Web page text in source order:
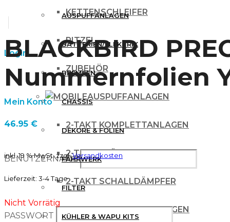
KETTENSCHLEIFER
RITZEL
ZUBEHÖR
AUSPUFFANLAGEN
2-TAKT KOMPLETTANLAGEN
2-TAKT KRÜMMER
2-TAKT SCHALLDÄMPFER
4 TAKT KOMPLETTANLAGEN
Login
Mein Konto
BENUTZERNAME
PASSWORT
AUSPUFFANLAGEN
BATTERIEN/ELEKTRIK
BREMSEN
CHASSIS
DEKORE & FOLIEN
FAHRWERK
FILTER
KÜHLER & WAPU KITS
BLACKBIRD
Nummernfolien
46.95 €
inkl. 19 % MwSt. zzgl.Versandkosten
Lieferzeit: 3-4 Tage
Nicht Vorrätig